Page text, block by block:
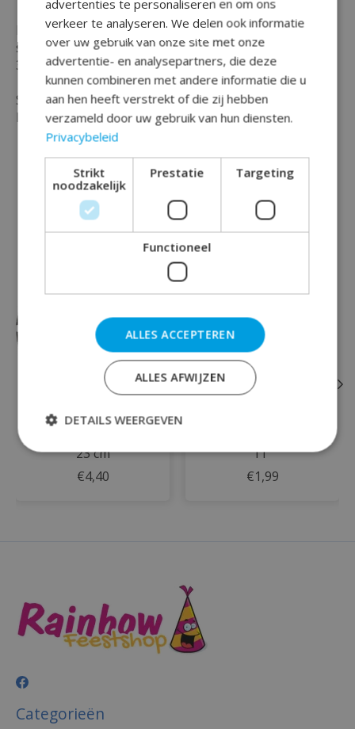
De servetten zijn gemaakt van papier en bevatten per
set maar liefst 16 stuks en hebben een afmeting van
33 x 33 cm.
Shop vandaag je luxe feest en party versiering bij
Rainbowfeestshop !
Dit vind je misschien ook leuk
Items van productcarrousel
8 Borden Sparkling
23 cm
€4,40
11"
€1,99
Categorieën
advertenties te personaliseren en om ons
verkeer te analyseren. We delen ook informatie
over uw gebruik van onze site met onze
advertentie- en analysepartners, die deze
kunnen combineren met andere informatie die u
aan hen heeft verstrekt of die zij hebben
verzameld door uw gebruik van hun diensten.
Privacybeleid
Strikt
noodzakelijk
Prestatie Targeting
Functioneel
ALLES ACCEPTEREN
ALLES AFWIJZEN
DETAILS WEERGEVEN